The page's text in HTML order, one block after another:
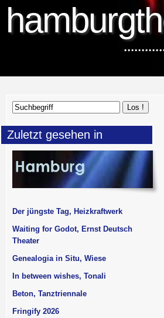
Zuletzt gesehen in
Der jüngste Tag, Heizkraftwerk
Waiting for Godot, Ernst Deutsch
Theater
Genealogia in Situ, Wiese
In between wishes, Tonali
Beton, Tanztriennale
Fringify 2026